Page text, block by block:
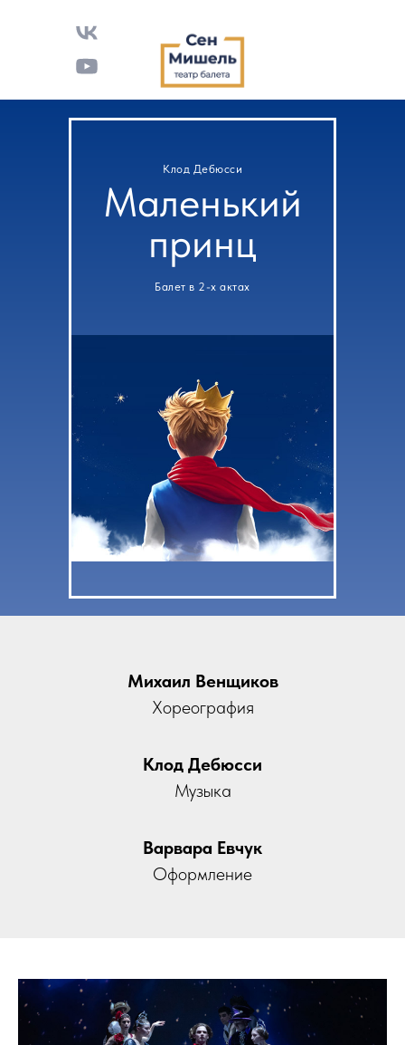
Маленький
принц
Клод Дебюсси
Балет в 2-х актах
17 июня | Эрмитажный театр
Михаил Венщиков
Хореография
Клод Дебюсси
Музыка
Варвара Евчук
Оформление